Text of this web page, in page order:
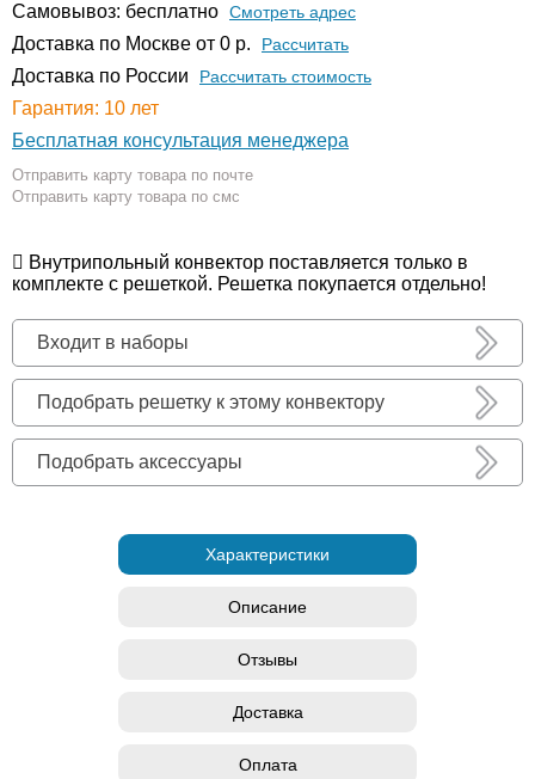
Самовывоз: бесплатно Смотреть адрес
Доставка по Москве от 0 р. Расcчитать
Доставка по России Рассчитать стоимость
Гарантия: 10 лет
Бесплатная консультация менеджера
Отправить карту товара по почте
Отправить карту товара по смс
Внутрипольный конвектор поставляется только в
комплекте с решеткой. Решетка покупается отдельно!
Входит в наборы
Подобрать решетку к этому конвектору
Подобрать аксессуары
Характеристики
Описание
Отзывы
Доставка
Оплата